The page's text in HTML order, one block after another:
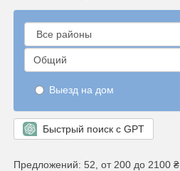
Общий
Выезд на дом
Быстрый поиск с GPT
Предложений: 52, от 200 до 2100 ₴